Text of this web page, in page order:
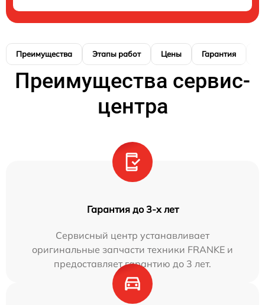
Преимущества Этапы работ Цены Гарантия
Преимущества сервис-
центра
Гарантия до 3-х лет
Сервисный центр устанавливает
оригинальные запчасти техники FRANKE и
предоставляет гарантию до 3 лет.